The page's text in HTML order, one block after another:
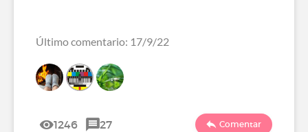
Último comentario: 17/9/22
1246 27 Comentar